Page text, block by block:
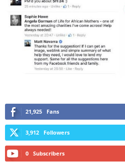
21,925 Fans
3,912 Followers
0 Subscribers